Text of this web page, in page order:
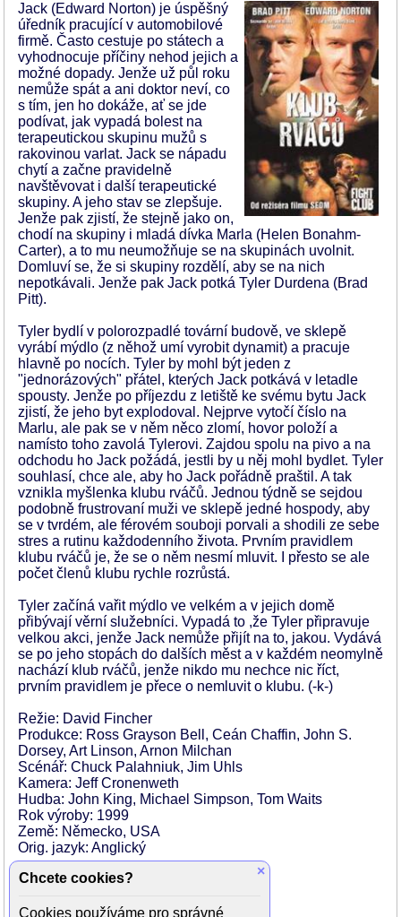
Jack (Edward Norton) je úspěšný
úředník pracující v automobilové
firmě. Často cestuje po státech a
vyhodnocuje příčiny nehod jejich a
možné dopady. Jenže už půl roku
nemůže spát a ani doktor neví, co
s tím, jen ho dokáže, ať se jde
podívat, jak vypadá bolest na
terapeutickou skupinu mužů s
rakovinou varlat. Jack se nápadu
chytí a začne pravidelně
navštěvovat i další terapeutické
skupiny. A jeho stav se zlepšuje.
Jenže pak zjistí, že stejně jako on,
chodí na skupiny i mladá dívka Marla (Helen Bonahm-
Carter), a to mu neumožňuje se na skupinách uvolnit.
Domluví se, že si skupiny rozdělí, aby se na nich
nepotkávali. Jenže pak Jack potká Tyler Durdena (Brad
Pitt).
Tyler bydlí v polorozpadlé tovární budově, ve sklepě
vyrábí mýdlo (z něhož umí vyrobit dynamit) a pracuje
hlavně po nocích. Tyler by mohl být jeden z
"jednorázových" přátel, kterých Jack potkává v letadle
spousty. Jenže po příjezdu z letiště ke svému bytu Jack
zjistí, že jeho byt explodoval. Nejprve vytočí číslo na
Marlu, ale pak se v něm něco zlomí, hovor položí a
namísto toho zavolá Tylerovi. Zajdou spolu na pivo a na
odchodu ho Jack požádá, jestli by u něj mohl bydlet. Tyler
souhlasí, chce ale, aby ho Jack pořádně praštil. A tak
vznikla myšlenka klubu rváčů. Jednou týdně se sejdou
podobně frustrovaní muži ve sklepě jedné hospody, aby
se v tvrdém, ale férovém souboji porvali a shodili ze sebe
stres a rutinu každodenního života. Prvním pravidlem
klubu rváčů je, že se o něm nesmí mluvit. I přesto se ale
počet členů klubu rychle rozrůstá.
Tyler začíná vařit mýdlo ve velkém a v jejich domě
přibývají věrní služebníci. Vypadá to ,že Tyler připravuje
velkou akci, jenže Jack nemůže přijít na to, jakou. Vydává
se po jeho stopách do dalších měst a v každém neomylně
nachází klub rváčů, jenže nikdo mu nechce nic říct,
prvním pravidlem je přece o nemluvit o klubu. (-k-)
Režie: David Fincher
Produkce: Ross Grayson Bell, Ceán Chaffin, John S.
Dorsey, Art Linson, Arnon Milchan
Scénář: Chuck Palahniuk, Jim Uhls
Kamera: Jeff Cronenweth
Hudba: John King, Michael Simpson, Tom Waits
Rok výroby: 1999
Země: Německo, USA
Orig. jazyk: Anglický
Hrají:
Brad Pitt (Tyler Durden)
×
Chcete cookies?
Cookies používáme pro správné